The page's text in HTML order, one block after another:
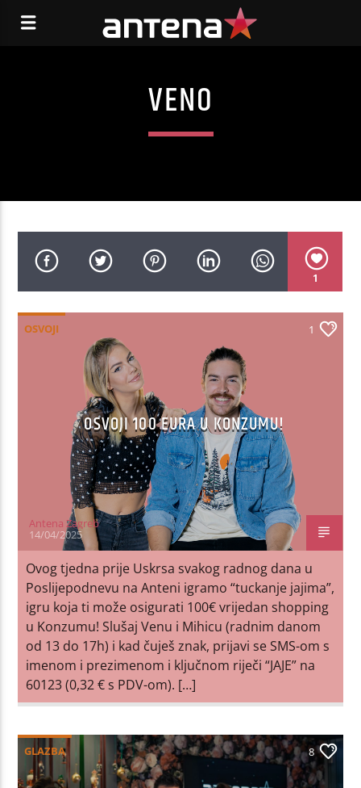
VENO
1
OSVOJI 1
OSVOJI 100 EURA U KONZUMU!
Antena Zagreb
14/04/2025
Ovog tjedna prije Uskrsa svakog radnog dana u
Poslijepodnevu na Anteni igramo “tuckanje jajima”,
igru koja ti može osigurati 100€ vrijedan shopping
u Konzumu! Slušaj Venu i Mihicu (radnim danom
od 13 do 17h) i kad čuješ znak, prijavi se SMS-om s
imenom i prezimenom i ključnom riječi “JAJE” na
60123 (0,32 € s PDV-om). […]
GLAZBA 8